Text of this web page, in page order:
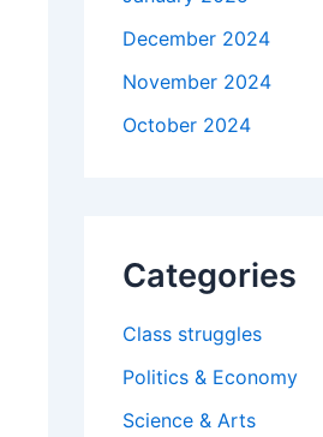
December 2024
November 2024
October 2024
Categories
Class struggles
Politics & Economy
Science & Arts